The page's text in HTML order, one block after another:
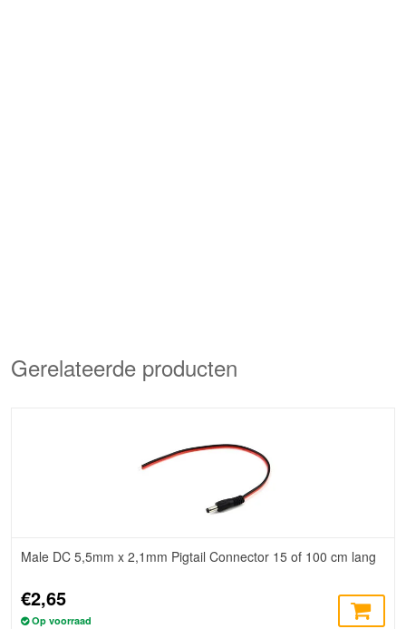
Gerelateerde producten
Male DC 5,5mm x 2,1mm Pigtail Connector 15 of 100 cm lang
€2,65
Op voorraad